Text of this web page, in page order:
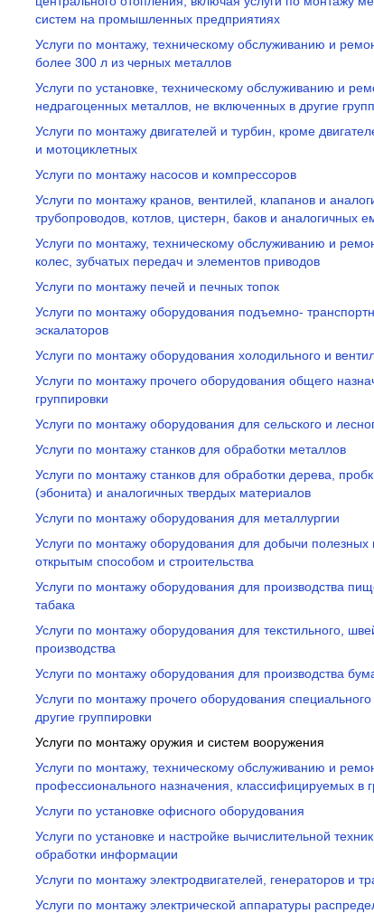
систем на промышленных предприятиях
Услуги по монтажу, техническому обслуживанию и
более 300 л из черных металлов
Услуги по установке, техническому обслуживанию и
недрагоценных металлов, не включенных в другие
Услуги по монтажу двигателей и турбин, кроме
и мотоциклетных
Услуги по монтажу насосов и компрессоров
Услуги по монтажу кранов, вентилей, клапанов и
трубопроводов, котлов, цистерн, баков и аналогичных
Услуги по монтажу, техническому обслуживанию и
колес, зубчатых передач и элементов приводов
Услуги по монтажу печей и печных топок
Услуги по монтажу оборудования подъемно-
эскалаторов
Услуги по монтажу оборудования холодильного и
Услуги по монтажу прочего оборудования общего
группировки
Услуги по монтажу оборудования для сельского и
Услуги по монтажу станков для обработки металлов
Услуги по монтажу станков для обработки дерева,
(эбонита) и аналогичных твердых материалов
Услуги по монтажу оборудования для металлургии
Услуги по монтажу оборудования для добычи
открытым способом и строительства
Услуги по монтажу оборудования для производства
табака
Услуги по монтажу оборудования для текстильного,
производства
Услуги по монтажу оборудования для производства
Услуги по монтажу прочего оборудования
другие группировки
Услуги по монтажу оружия и систем вооружения
Услуги по монтажу, техническому обслуживанию и
профессионального назначения, классифицируемых в
Услуги по установке офисного оборудования
Услуги по установке и настройке вычислительной
обработки информации
Услуги по монтажу электродвигателей, генераторов и
Услуги по монтажу электрической аппаратуры